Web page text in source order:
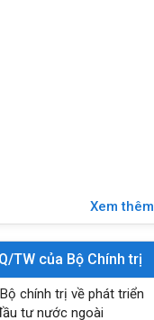
Xem thêm
TW của Bộ Chính trị
chính trị về phát triển
tư nước ngoài